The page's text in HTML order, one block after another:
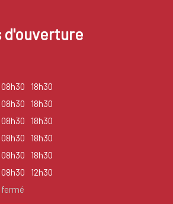
d'ouverture
08h30
18h30
08h30
18h30
08h30
18h30
08h30
18h30
08h30
18h30
08h30
12h30
fermé